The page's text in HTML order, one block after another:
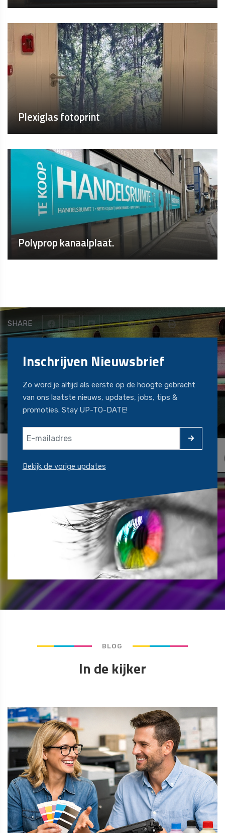
SHARE
Plexiglas fotoprint
Polyprop kanaalplaat.
Inschrijven Nieuwsbrief
Zo word je altijd als eerste op de hoogte gebracht
van ons laatste nieuws, updates, jobs, tips &
promoties. Stay UP-TO-DATE!
Bekijk de vorige updates
BLOG
In de kijker